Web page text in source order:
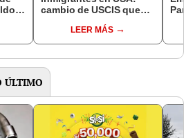
cambio de USCIS que
trabajadores en Estados
Unidos en 2025
LEER MÁS
ÚLTIMO